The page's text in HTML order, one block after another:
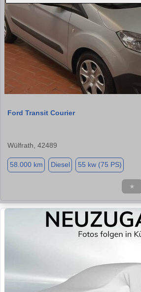
Ford Transit Courier
Wülfrath, 42489
58.000 km Diesel 55 kw (75 PS)
★